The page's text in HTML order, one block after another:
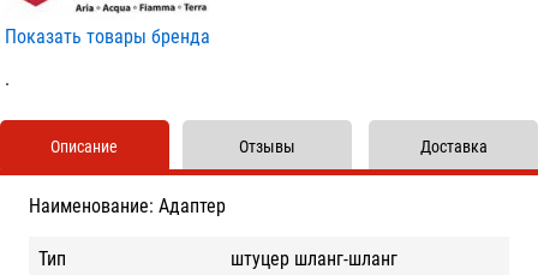
Показать товары бренда
.
Описание
Наименование: Адаптер
Тип
штуцер шланг-шланг
Отзывы Доставка